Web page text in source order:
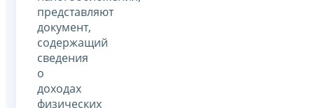
представляют
документ,
содержащий
сведения
о
доходах
физических